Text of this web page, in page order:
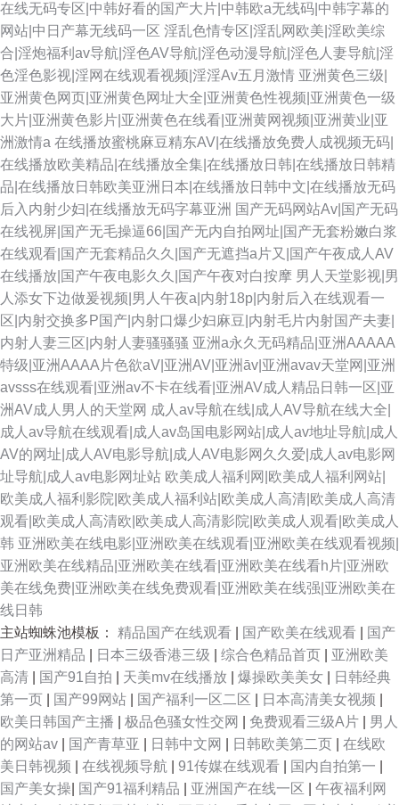
在线无码专区|中韩好看的国产大片|中韩欧a无线码|中韩字幕的
网站|中日产幕无线码一区 淫乱色情专区|淫乱网欧美|淫欧美综
合|淫炮福利av导航|淫色AV导航|淫色动漫导航|淫色人妻导航|淫
色淫色影视|淫网在线观看视频|淫淫Av五月激情 亚洲黄色三级|
亚洲黄色网页|亚洲黄色网址大全|亚洲黄色性视频|亚洲黄色一级
大片|亚洲黄色影片|亚洲黄色在线看|亚洲黄网视频|亚洲黄业|亚
洲激情a 在线播放蜜桃麻豆精东AV|在线播放免费人成视频无码|
在线播放欧美精品|在线播放全集|在线播放日韩|在线播放日韩精
品|在线播放日韩欧美亚洲日本|在线播放日韩中文|在线播放无码
后入内射少妇|在线播放无码字幕亚洲 国产无码网站Av|国产无码
在线视屏|国产无毛操逼66|国产无内自拍网址|国产无套粉嫩白浆
在线观看|国产无套精品久久|国产无遮挡a片又|国产午夜成人AV
在线播放|国产午夜电影久久|国产午夜对白按摩 男人天堂影视|男
人添女下边做爰视频|男人午夜a|内射18p|内射后入在线观看一
区|内射交换多P国产|内射口爆少妇麻豆|内射毛片内射国产夫妻|
内射人妻三区|内射人妻骚骚骚 亚洲a永久无码精品|亚洲AAAAA
特级|亚洲AAAA片色欲aV|亚洲AV|亚洲āv|亚洲avav天堂网|亚洲
avsss在线观看|亚洲av不卡在线看|亚洲AV成人精品日韩一区|亚
洲AV成人男人的天堂网 成人av导航在线|成人AV导航在线大全|
成人av导航在线观看|成人av岛国电影网站|成人av地址导航|成人
AV的网址|成人AV电影导航|成人AV电影网久久爱|成人av电影网
址导航|成人av电影网址站 欧美成人福利网|欧美成人福利网站|
欧美成人福利影院|欧美成人福利站|欧美成人高清|欧美成人高清
观看|欧美成人高清欧|欧美成人高清影院|欧美成人观看|欧美成人
韩 亚洲欧美在线电影|亚洲欧美在线观看|亚洲欧美在线观看视频|
亚洲欧美在线精品|亚洲欧美在线看|亚洲欧美在线看h片|亚洲欧
美在线免费|亚洲欧美在线免费观看|亚洲欧美在线强|亚洲欧美在
线日韩
主站蜘蛛池模板： 精品国产在线观看 国产欧美在线观看
国产
日产亚洲精品
日本三级香港三级 综合色精品首页
亚洲欧美
高清
国产91自拍 天美mv在线播放 爆操欧美美女
日韩经典
第一页
国产99网站 国产福利一区二区 日本高清美女视频
欧美日韩国产主播
极品色骚女性交网 免费观看三级A片
男人
的网站av
国产青草亚 日韩中文网 日韩欧美第二页
在线欧
美日韩视频
在线视频导航 91传媒在线观看 国内自拍第一
国产美女操
国产91福利精品 亚洲国产在线一区
午夜福利网